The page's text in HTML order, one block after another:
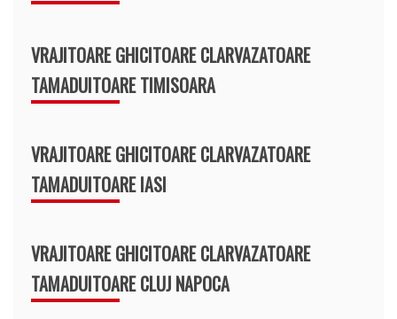
VRAJITOARE GHICITOARE CLARVAZATOARE
TAMADUITOARE TIMISOARA
VRAJITOARE GHICITOARE CLARVAZATOARE
TAMADUITOARE IASI
VRAJITOARE GHICITOARE CLARVAZATOARE
TAMADUITOARE CLUJ NAPOCA